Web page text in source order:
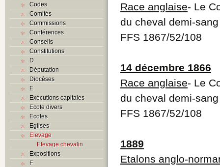
Codes
Comités
Commissions
Conférences
Conseils
Constitutions
D
Députation
Diocèses
E
Exécutions capitales
Ecole divers
Ecoles
Eglises
Elevage
Elevage chevalin
Expositions
F
Race anglaise- Le
du cheval demi-
FFS 1867/52/108
14 décembre 1866
Race anglaise- Le
du cheval demi-
FFS 1867/52/108
1889
Etalons anglo-